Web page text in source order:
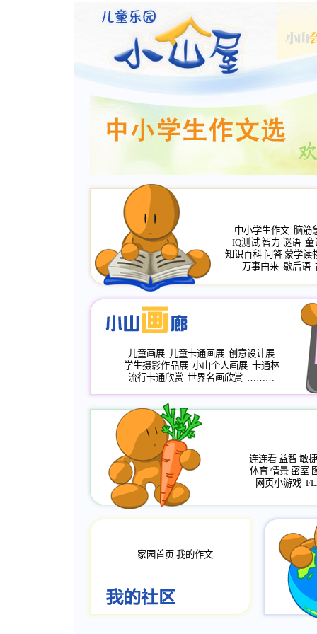
中小学生作文 脑筋
IQ测试 智力 谜语 童
知识百科 问答 蒙学读
万事由来 歇后语
儿童画展 儿童卡通画展 创意设计展
学生摄影作品展 小山个人画展 卡通林
流行卡通欣赏 世界名画欣赏 ………
连连看 益智 敏捷
体育 情景 密室
网页小游戏
家园首页 我的作文